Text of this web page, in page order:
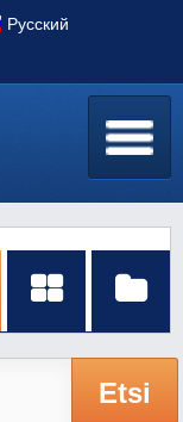
Etsi